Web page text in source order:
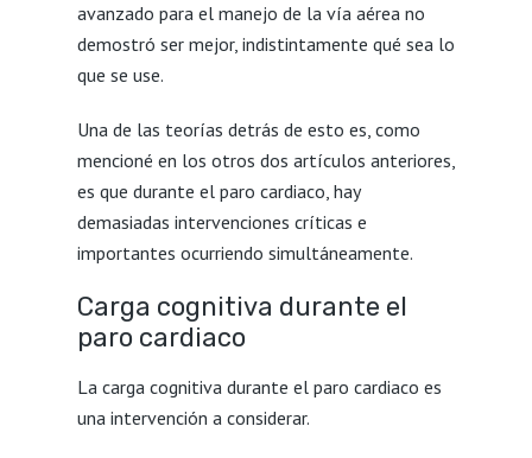
avanzado para el manejo de la vía aérea no
demostró ser mejor, indistintamente qué sea lo
que se use.
Una de las teorías detrás de esto es, como
mencioné en los otros dos artículos anteriores,
es que durante el paro cardiaco, hay
demasiadas intervenciones críticas e
importantes ocurriendo simultáneamente.
Carga cognitiva durante el
paro cardiaco
La carga cognitiva durante el paro cardiaco es
una intervención a considerar.